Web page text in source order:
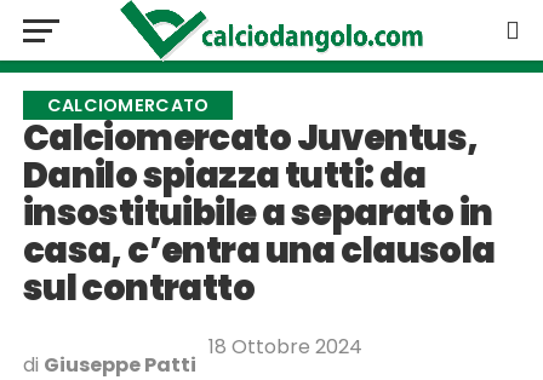
CALCIOMERCATO
Calciomercato Juventus,
Danilo spiazza tutti: da
insostituibile a separato in
casa, c’entra una clausola
sul contratto
di Giuseppe Patti
18 Ottobre 2024